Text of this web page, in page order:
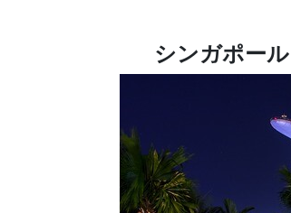
シンガポー